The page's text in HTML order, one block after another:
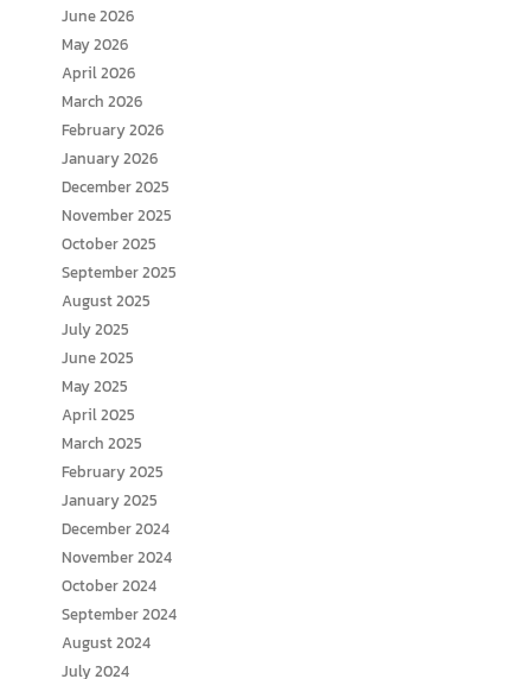
June 2026
May 2026
April 2026
March 2026
February 2026
January 2026
December 2025
November 2025
October 2025
September 2025
August 2025
July 2025
June 2025
May 2025
April 2025
March 2025
February 2025
January 2025
December 2024
November 2024
October 2024
September 2024
August 2024
July 2024